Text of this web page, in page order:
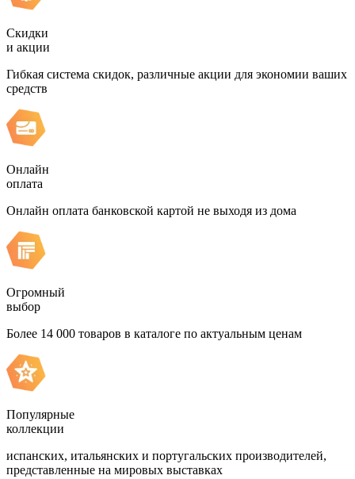
Скидки
и акции
Гибкая система скидок, различные акции для экономии ваших
средств
Онлайн
оплата
Онлайн оплата банковской картой не выходя из дома
Огромный
выбор
Более 14 000 товаров в каталоге по актуальным ценам
Популярные
коллекции
испанских, итальянских и португальских производителей,
представленные на мировых выставках